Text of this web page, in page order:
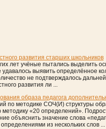
развития старших школьников
лет учёные пытались выделить
выявить определённое
не подтверждалось
развития ли ...
образа педагога
по методике СОЧ(И) структуры
«20 определений».
объяснить значение слова
из нескольких слов ...